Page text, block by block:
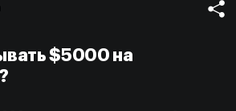
$5000 на